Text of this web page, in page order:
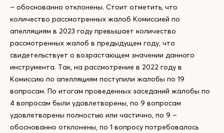
– обоснованно отклонены. Стоит отметить, что
количество рассмотренных жалоб Комиссией по
апелляциям в 2023 году превышает количество
рассмотренных жалоб в предыдущем году, что
свидетельствует о возрастающем значении данного
инструмента. Так, на рассмотрение в 2022 году в
Комиссию по апелляциям поступили жалобы по 19
вопросам. По итогам проведенных заседаний жалобы по
4 вопросам были удовлетворены, по 9 вопросам
удовлетворены полностью или частично, по 9 –
обоснованно отклонены, по 1 вопросу потребовалось